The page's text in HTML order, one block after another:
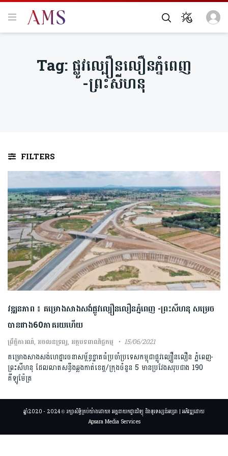
Tag:ផ្លូវល្បឿនលឿនភ្នំពេញ
-ព្រះសីហនុ
FILTERS
វឌ្ឍនភាព ៖ គម្រោងសាងសង់ផ្លូវល្បឿនលឿនភ្នំពេញ -ព្រះសីហនុ សម្រេច
បានជាង60ភាគរយហើយ
ព្រឹត្តិការណ៍, អចលនទ្រព្យ, អត្ថបទពាណិជ្ជកម្ម 15/06/2021
គម្រោងសាងសង់ហេដ្ឋារចនាសម្ព័ន្ធខ្នាតធំប្រចាំប្រទេសកម្ពុជាផ្លូវល្បឿនលឿន ភ្នំពេញ-
ព្រះសីហនុ ដែលលាតសន្ធឹងឆ្លងកាត់ខេត្ត/ក្រុងចំនួន 5 មានប្រវែងសរុបជាង 190
គីឡូម៉ែត្រ
ឆ្នាំ2020 - 2024 © រក្សាសិទ្ធិគ្រប់យ៉ាងដោយ៖ អគ្គនាយកដ្ឋានវិទ្យុ និងទូរទស្សន៍អប្សរា | អភិវឌ្ឍដោយ
Apsara Media Services